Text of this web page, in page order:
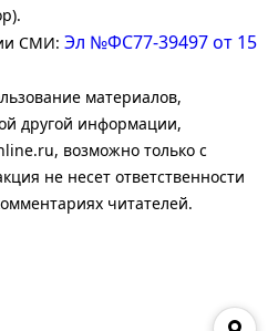
СМИ: Эл №ФС77-39497 от 15
материалов,
другой информации,
возможно только с
не несет ответственности
читателей.